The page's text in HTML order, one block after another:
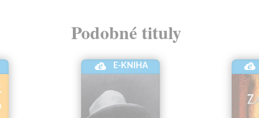
Podobné tituly
E-KNIHA